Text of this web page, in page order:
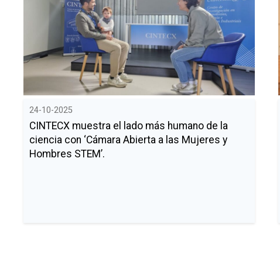
24-10-2025
CINTECX muestra el lado más humano de la
ciencia con ‘Cámara Abierta a las Mujeres y
Hombres STEM’.